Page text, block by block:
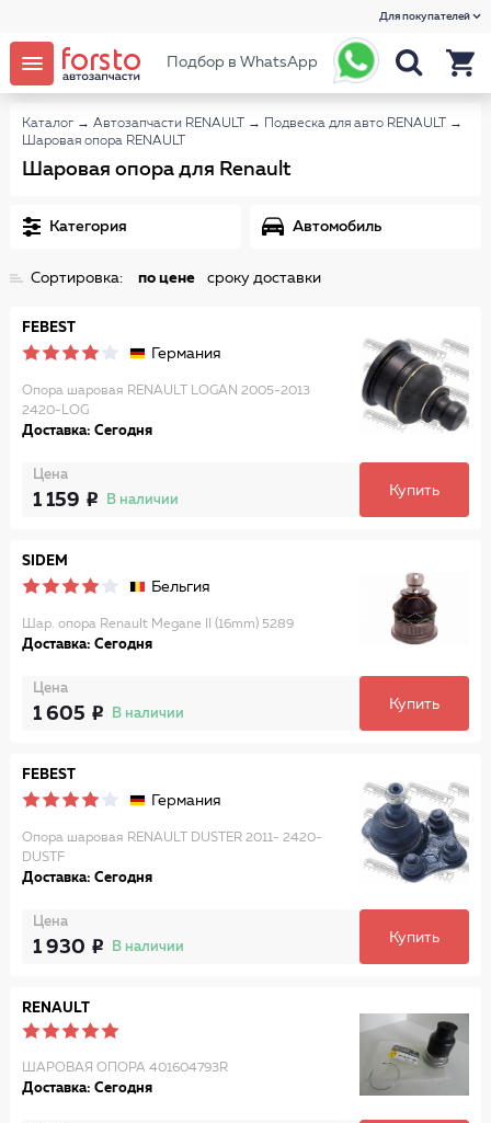
Для покупателей
Подбор в WhatsApp
Каталог → Автозапчасти RENAULT → Подвеска для авто RENAULT
→
Шаровая опора RENAULT
Шаровая опора для Renault
Категория Автомобиль
Сортировка: по цене сроку доставки
FEBEST
Германия
Опора шаровая RENAULT LOGAN 2005-2013
2420-LOG
Доставка: Сегодня
Цена
1 159 В наличии
Купить
SIDEM
Бельгия
Шар. опора Renault Megane II (16mm) 5289
Доставка: Сегодня
Цена
1 605 В наличии
Купить
FEBEST
Германия
Опора шаровая RENAULT DUSTER 2011- 2420-
DUSTF
Доставка: Сегодня
Цена
1 930 В наличии
Купить
RENAULT
ШАРОВАЯ ОПОРА 401604793R
Доставка: Сегодня